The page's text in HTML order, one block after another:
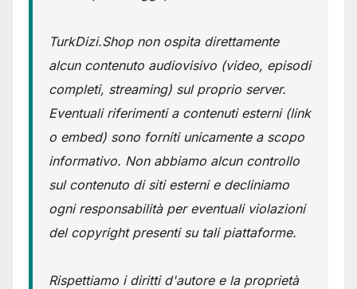
TurkDizi.Shop non ospita direttamente
alcun contenuto audiovisivo (video, episodi
completi, streaming) sul proprio server.
Eventuali riferimenti a contenuti esterni (link
o embed) sono forniti unicamente a scopo
informativo. Non abbiamo alcun controllo
sul contenuto di siti esterni e decliniamo
ogni responsabilità per eventuali violazioni
del copyright presenti su tali piattaforme.
Rispettiamo i diritti d'autore e la proprietà